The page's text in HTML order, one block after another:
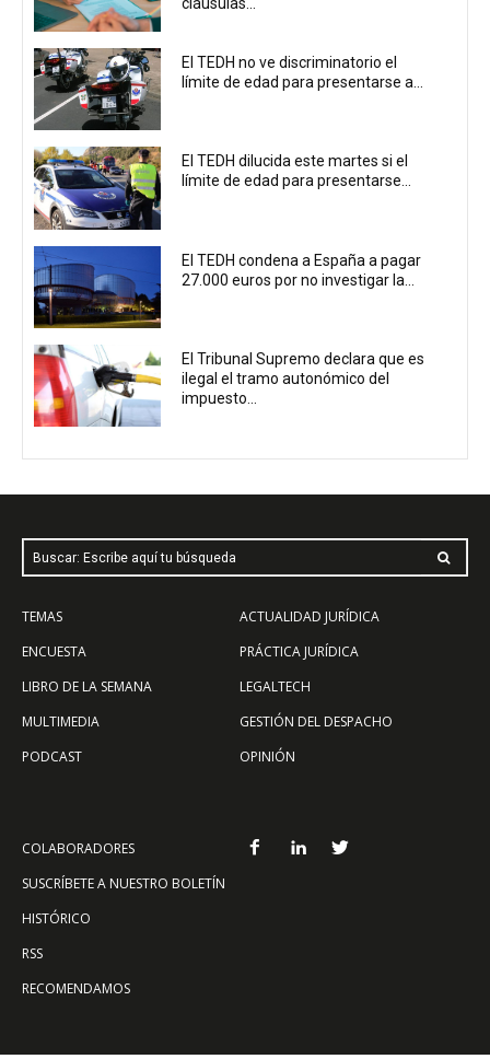
El TEDH no ve discriminatorio el
límite de edad para presentarse a...
El TEDH dilucida este martes si el
límite de edad para presentarse...
El TEDH condena a España a pagar
27.000 euros por no investigar la...
El Tribunal Supremo declara que es
ilegal el tramo autonómico del
impuesto...
Buscar: Escribe aquí tu búsqueda
TEMAS
ENCUESTA
LIBRO DE LA SEMANA
MULTIMEDIA
PODCAST
ACTUALIDAD JURÍDICA
PRÁCTICA JURÍDICA
LEGALTECH
GESTIÓN DEL DESPACHO
OPINIÓN
COLABORADORES
SUSCRÍBETE A NUESTRO BOLETÍN
HISTÓRICO
RSS
RECOMENDAMOS